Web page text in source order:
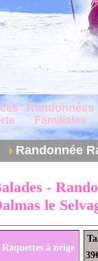
Randonnées
Familiales
Randonnée
-
le
Raquettes à neige